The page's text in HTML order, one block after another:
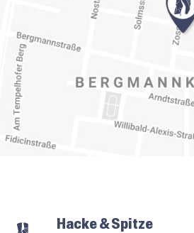
Hacke & Spitze